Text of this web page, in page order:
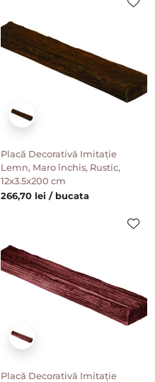
Placă Decorativă Imitație
Lemn, Maro închis, Rustic,
12x3.5x200 cm
266,70 lei / bucata
Placă Decorativă Imitație